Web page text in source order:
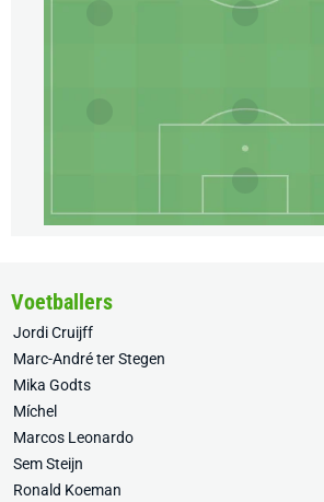
Voetballers
Jordi Cruijff
Marc-André ter Stegen
Mika Godts
Míchel
Marcos Leonardo
Sem Steijn
Ronald Koeman